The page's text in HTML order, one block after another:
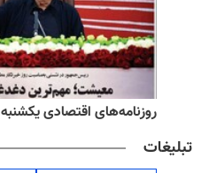
روزنامه‌های اقتصادی یکشنبه ۱۸ مرداد ۱۴۰۵
تبلیغات